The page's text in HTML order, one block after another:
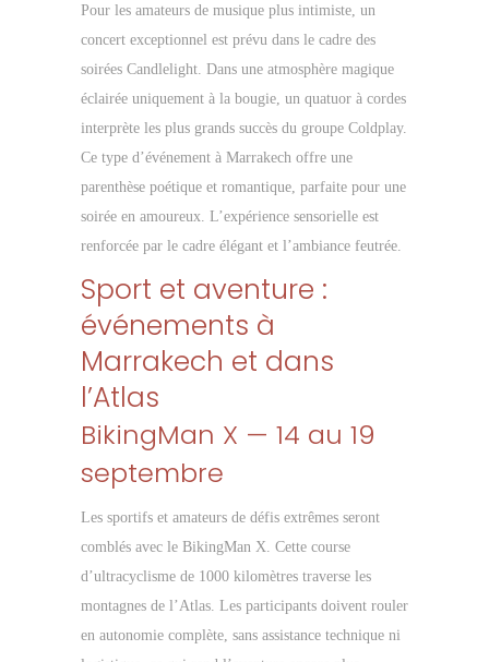
Pour les amateurs de musique plus intimiste, un
concert exceptionnel est prévu dans le cadre des
soirées Candlelight. Dans une atmosphère magique
éclairée uniquement à la bougie, un quatuor à cordes
interprète les plus grands succès du groupe Coldplay.
Ce type d’événement à Marrakech offre une
parenthèse poétique et romantique, parfaite pour une
soirée en amoureux. L’expérience sensorielle est
renforcée par le cadre élégant et l’ambiance feutrée.
Sport et aventure :
événements à
Marrakech et dans
l’Atlas
BikingMan X — 14 au 19
septembre
Les sportifs et amateurs de défis extrêmes seront
comblés avec le BikingMan X. Cette course
d’ultracyclisme de 1000 kilomètres traverse les
montagnes de l’Atlas. Les participants doivent rouler
en autonomie complète, sans assistance technique ni